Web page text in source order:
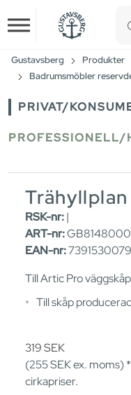
Skip to main content
Gustavsberg Produkter
Badrumsmöbler
PRIVAT/
PROFESSIONELL/
RSK-nr:|
ART-nr:
EAN-nr:
Till Artic Pro
Till skåp
319SEK
(255SEKex. moms)
cirkapriser.